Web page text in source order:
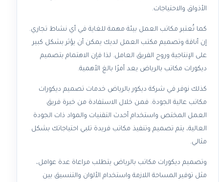
الأذواق والاحتياجات.
كما تُعتبر مكاتب العمل بيئة مهمة للغاية في أي نشاط تجاري.
إن أناقة وتصميم مكتب العمل لديك يمكن أن يؤثر بشكل كبير
على الإنتاجية وروح الفريق العامل. لذا فإن الاهتمام بتصميم
ديكورات مكاتب بالرياض يعد أمرًا بالغ الأهمية.
كذلك نوفر في شركة ديكور بالرياض خدمات تصميم ديكورات
مكاتب عالية الجودة. فمن خلال الاستفادة من خبرة فريق
العمل المختص واستخدام أحدث التقنيات والمواد ذات الجودة
العالية، يتم تصميم وتنفيذ مكاتب فريدة تلبي احتياجاتك بشكل
مثالي.
وتصميم ديكورات مكاتب بالرياض يتطلب مراعاة عدة عوامل،
مثل توفير المساحة اللازمة واستخدام الألوان والتنسيق بين